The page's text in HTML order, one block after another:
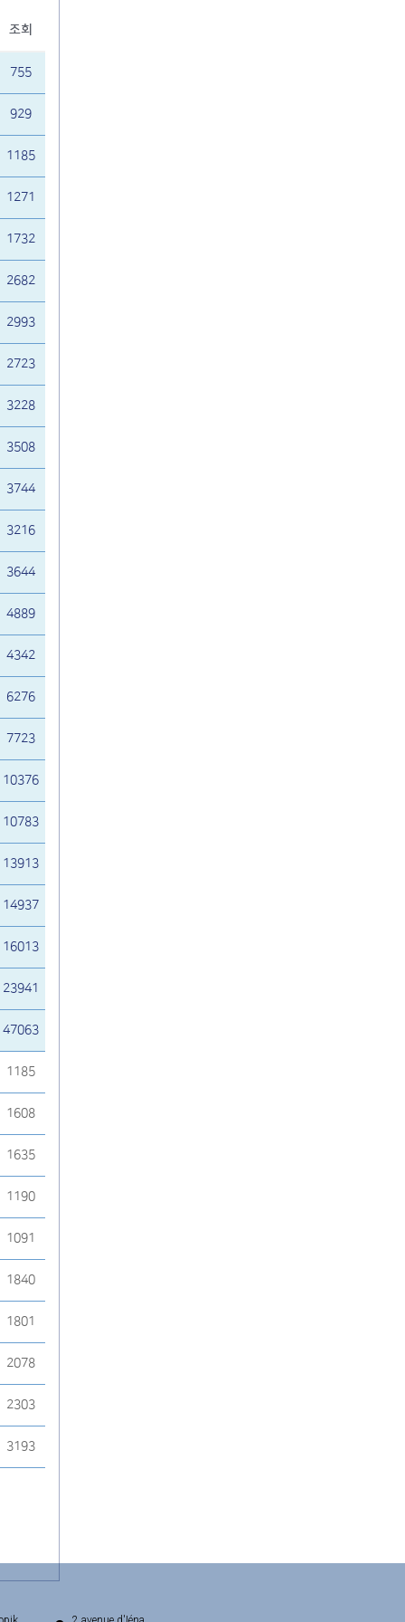
조회
755
929
1185
1271
1732
2682
2993
2723
3228
3508
3744
3216
3644
4889
4342
6276
7723
10376
10783
13913
14937
16013
23941
47063
1185
1608
1635
1190
1091
1840
1801
2078
2303
3193